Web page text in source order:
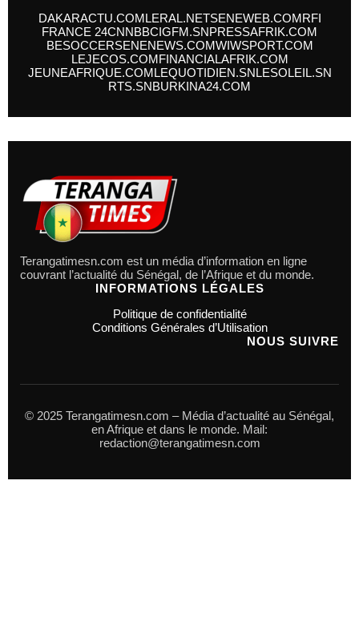
DAKARACTU.COMLERAL.NETSENEWEB.COMRFI
FRANCE 24CNNBBCIGFM.SNPRESSAFRIK.COM
BESOCCERSENENEWS.COMWIWSPORT.COM
LEJECOS.COMFINANCIALAFRIK.COM
JEUNEAFRIQUE.COMLEQUOTIDIEN.SNLESOLEIL.SN
RTS.SNBURKINA24.COM
Terangatimesn.com est un média d’information en ligne
couvrant l’actualité du Sénégal, de l’Afrique et du monde.
INFORMATIONS LÉGALES
Politique de confidentialité
Conditions Générales d’Utilisation
NOUS SUIVRE
© 2025 Terangatimesn.com – Média d’actualité au Sénégal,
en Afrique et dans le monde. Mail:
redaction@terangatimesn.com